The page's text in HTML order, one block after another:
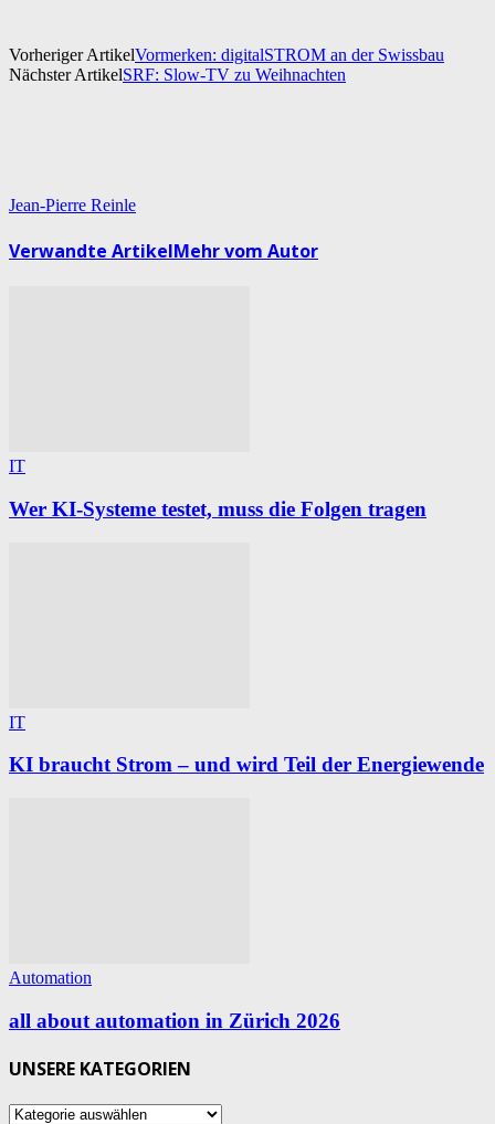
Vorheriger ArtikelVormerken: digitalSTROM an der Swissbau
Nächster ArtikelSRF: Slow-TV zu Weihnachten
Jean-Pierre Reinle
Verwandte ArtikelMehr vom Autor
IT
Wer KI-Systeme testet, muss die Folgen tragen
IT
KI braucht Strom – und wird Teil der Energiewende
Automation
all about automation in Zürich 2026
UNSERE KATEGORIEN
UNSERE